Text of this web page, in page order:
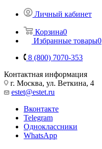
Личный кабинет
Корзина0
Избранные товары0
8 (800) 7070-353
Контактная информация
г. Москва, ул. Веткина, 4
estet@estet.ru
Вконтакте
Telegram
Одноклассники
WhatsApp